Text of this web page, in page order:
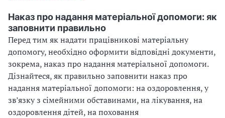
Наказ про надання матеріальної допомоги: як
заповнити правильно
Перед тим як надати працівникові матеріальну
допомогу, необхідно оформити відповідні документи,
зокрема, наказ про надання матеріальної допомоги.
Дізнайтеся, як правильно заповнити наказ про
надання матеріальної допомоги: на оздоровлення, у
зв’язку з сімейними обставинами, на лікування, на
оздоровлення дітей, на поховання